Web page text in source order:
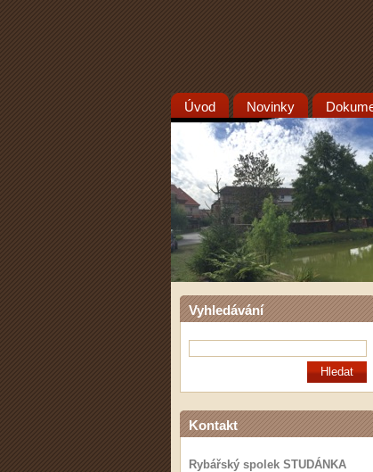
Úvod Novinky
Vyhledávání
Kontakt
Rybářský spolek STUDÁNKA